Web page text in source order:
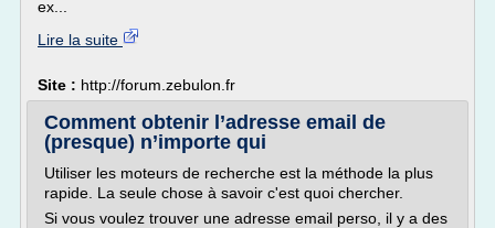
ex...
Lire la suite
Site : http://forum.zebulon.fr
Comment obtenir l’adresse email de
(presque) n’importe qui
Utiliser les moteurs de recherche est la méthode la plus
rapide. La seule chose à savoir c'est quoi chercher.
Si vous voulez trouver une adresse email perso, il y a des